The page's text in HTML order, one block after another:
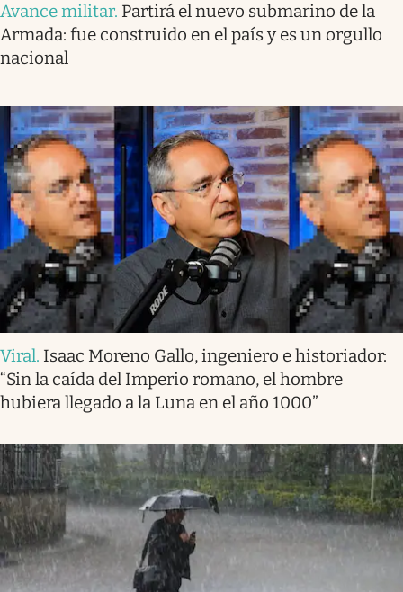
Avance militar. Partirá el nuevo submarino de la
Armada: fue construido en el país y es un orgullo
nacional
Viral. Isaac Moreno Gallo, ingeniero e historiador:
“Sin la caída del Imperio romano, el hombre
hubiera llegado a la Luna en el año 1000”